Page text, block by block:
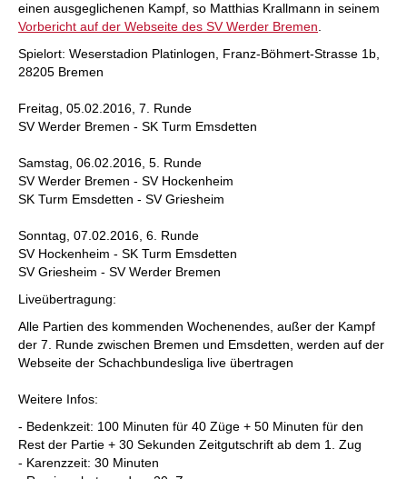
einen ausgeglichenen Kampf, so Matthias Krallmann in seinem
Vorbericht auf der Webseite des SV Werder Bremen
Spielort: Weserstadion Platinlogen, Franz-Böhmert-Strasse 1b,
28205 Bremen
Freitag, 05.02.2016, 7. Runde
SV Werder Bremen - SK Turm Emsdetten
Samstag, 06.02.2016, 5. Runde
SV Werder Bremen - SV Hockenheim
SK Turm Emsdetten - SV Griesheim
Sonntag, 07.02.2016, 6. Runde
SV Hockenheim - SK Turm Emsdetten
SV Griesheim - SV Werder Bremen
Liveübertragung:
Alle Partien des kommenden Wochenendes, außer der Kampf
der 7. Runde zwischen Bremen und Emsdetten, werden auf der
Webseite der Schachbundesliga live übertragen
Weitere Infos:
- Bedenkzeit: 100 Minuten für 40 Züge + 50 Minuten für den
Rest der Partie + 30 Sekunden Zeitgutschrift ab dem 1. Zug
- Karenzzeit: 30 Minuten